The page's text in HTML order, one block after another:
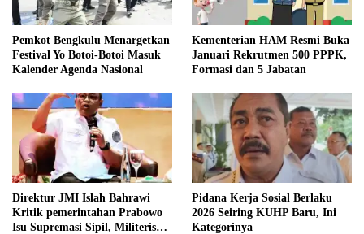
Pemkot Bengkulu Menargetkan
Festival Yo Botoi-Botoi Masuk
Kalender Agenda Nasional
Kementerian HAM Resmi Buka
Januari Rekrutmen 500 PPPK,
Formasi dan 5 Jabatan
Direktur JMI Islah Bahrawi
Kritik pemerintahan Prabowo
Isu Supremasi Sipil, Militerisasi,
Pidana Kerja Sosial Berlaku
2026 Seiring KUHP Baru, Ini
Kategorinya